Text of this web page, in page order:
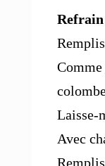
Refrain
Laisse-
Avec